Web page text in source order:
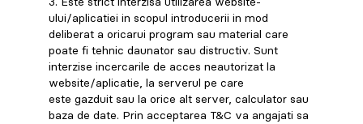
ului/aplicatiei in scopul introducerii in mod
deliberat a oricarui program sau material care
poate fi tehnic daunator sau distructiv. Sunt
interzise incercarile de acces neautorizat la
website/aplicatie, la serverul pe care
este gazduit sau la orice alt server, calculator sau
baza de date. Prin acceptarea T&C va angajati sa